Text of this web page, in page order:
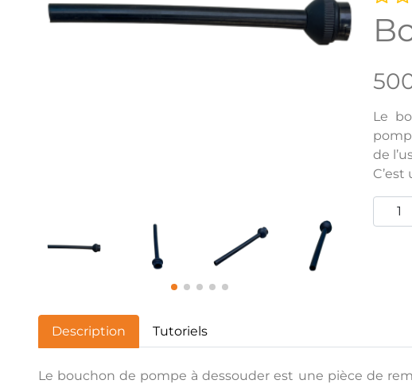
Le
de
Description Tutoriels
Le bouchon de pompe à dessouder est une pièce de